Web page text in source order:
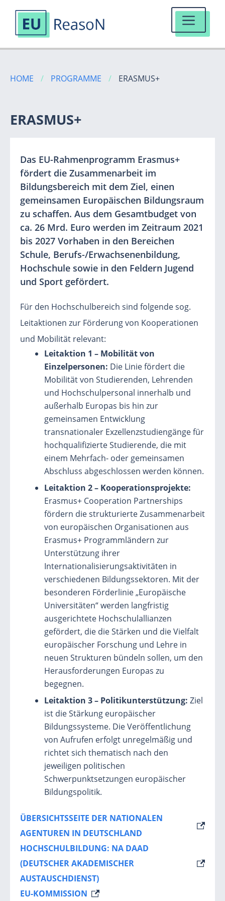
InhaltHOME / PROGRAMME / ERASMUS+
ERASMUS+
Das EU-Rahmenprogramm Erasmus+
fördert die Zusammenarbeit im
Bildungsbereich mit dem Ziel, einen
gemeinsamen Europäischen Bildungsraum
zu schaffen. Aus dem Gesamtbudget von
ca. 26 Mrd. Euro werden im Zeitraum 2021
bis 2027 Vorhaben in den Bereichen
Schule, Berufs-/Erwachsenenbildung,
Hochschule sowie in den Feldern Jugend
und Sport gefördert.
Für den Hochschulbereich sind folgende sog.
Leitaktionen zur Förderung von Kooperationen
und Mobilität relevant:
Leitaktion 1 – Mobilität von
Einzelpersonen: Die Linie fördert die
Mobilität von Studierenden, Lehrenden
und Hochschulpersonal innerhalb und
außerhalb Europas bis hin zur
gemeinsamen Entwicklung
transnationaler Exzellenzstudiengänge für
hochqualifizierte Studierende, die mit
einem Mehrfach- oder gemeinsamen
Abschluss abgeschlossen werden können.
Leitaktion 2 – Kooperationsprojekte:
Erasmus+ Cooperation Partnerships
fördern die strukturierte Zusammenarbeit
von europäischen Organisationen aus
Erasmus+ Programmländern zur
Unterstützung ihrer
Internationalisierungsaktivitäten in
verschiedenen Bildungssektoren. Mit der
besonderen Förderlinie „Europäische
Universitäten“ werden langfristig
ausgerichtete Hochschulallianzen
gefördert, die die Stärken und die Vielfalt
europäischer Forschung und Lehre in
neuen Strukturen bündeln sollen, um den
Herausforderungen Europas zu
begegnen.
Leitaktion 3 – Politikunterstützung: Ziel
ist die Stärkung europäischer
Bildungssysteme. Die Veröffentlichung
von Aufrufen erfolgt unregelmäßig und
richtet sich thematisch nach den
jeweiligen politischen
Schwerpunktsetzungen europäischer
Bildungspolitik.
ÜBERSICHTSSEITE DER NATIONALEN
AGENTUREN IN DEUTSCHLAND
HOCHSCHULBILDUNG: NA DAAD
(DEUTSCHER AKADEMISCHER
AUSTAUSCHDIENST)
EU-KOMMISSION